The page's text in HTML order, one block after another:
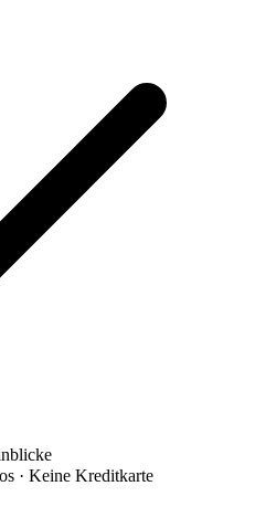
· Keine Kreditkarte